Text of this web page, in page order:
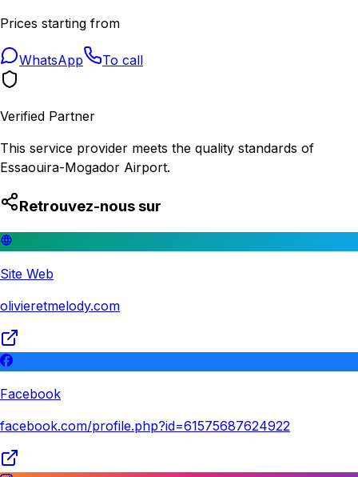
Prices starting from
WhatsApp To call
Verified Partner
This service provider meets the quality standards of
Essaouira-Mogador Airport.
Retrouvez-nous sur
Site Web
olivieretmelody.com
Facebook
facebook.com/profile.php?id=61575687624922